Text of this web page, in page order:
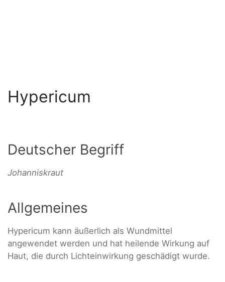
Hypericum
Deutscher Begriff
Johanniskraut
Allgemeines
Hypericum kann äußerlich als Wundmittel
angewendet werden und hat heilende Wirkung auf
Haut, die durch Lichteinwirkung geschädigt wurde.